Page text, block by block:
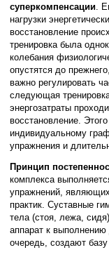
суперкомпенсации .
нагрузки
восстановление
тренировка была
колебания
опустятся до
важно регулировать
следующая
энергозатраты
восстановление.
индивидуальному
упражнения и
Принцип
комплекса
упражнений,
практик. Суставные
тела (стоя, лежа,
аппарат к
очередь, создают